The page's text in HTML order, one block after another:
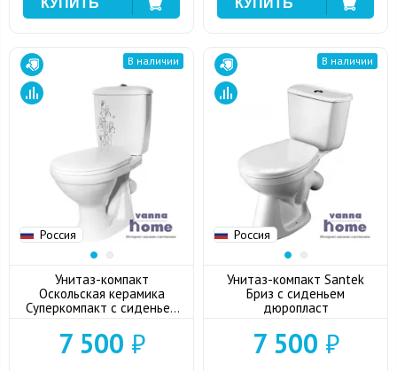
Россия
В наличии
Унитаз-компакт
Оскольская керамика
Суперкомпакт с сиденьем
7 500 ₽
Россия
В наличии
Унитаз-компакт Santek
Бриз с сиденьем
дюропласт
7 500 ₽